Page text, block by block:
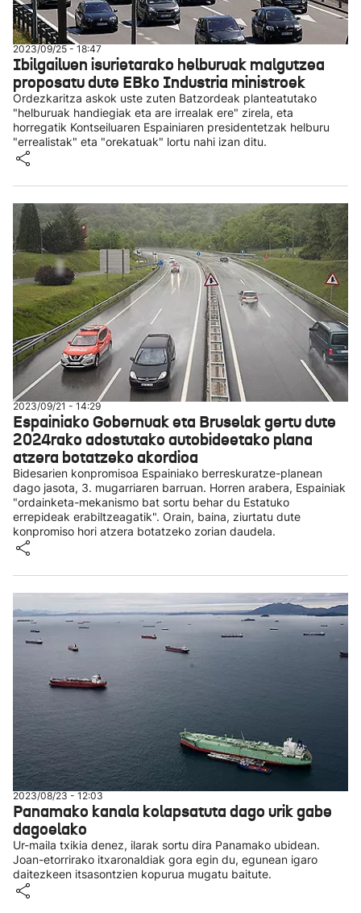
2023/09/25 - 18:47
Ibilgailuen isurietarako helburuak malgutzea
proposatu dute EBko Industria ministroek
Ordezkaritza askok uste zuten Batzordeak planteatutako
"helburuak handiegiak eta are irrealak ere" zirela, eta
horregatik Kontseiluaren Espainiaren presidentetzak helburu
"errealistak" eta "orekatuak" lortu nahi izan ditu.
2023/09/21 - 14:29
Espainiako Gobernuak eta Bruselak gertu dute
2024rako adostutako autobideetako plana
atzera botatzeko akordioa
Bidesarien konpromisoa Espainiako berreskuratze-planean
dago jasota, 3. mugarriaren barruan. Horren arabera, Espainiak
"ordainketa-mekanismo bat sortu behar du Estatuko
errepideak erabiltzeagatik". Orain, baina, ziurtatu dute
konpromiso hori atzera botatzeko zorian daudela.
2023/08/23 - 12:03
Panamako kanala kolapsatuta dago urik gabe
dagoelako
Ur-maila txikia denez, ilarak sortu dira Panamako ubidean.
Joan-etorrirako itxaronaldiak gora egin du, egunean igaro
daitezkeen itsasontzien kopurua mugatu baitute.